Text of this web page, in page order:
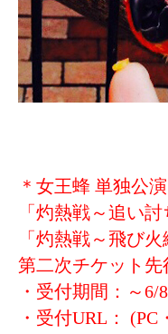
＊女王蜂 単独公演
「灼熱戦～追い
「灼熱戦～飛び
第二次チケット先
・受付期間：～6/
・受付URL：